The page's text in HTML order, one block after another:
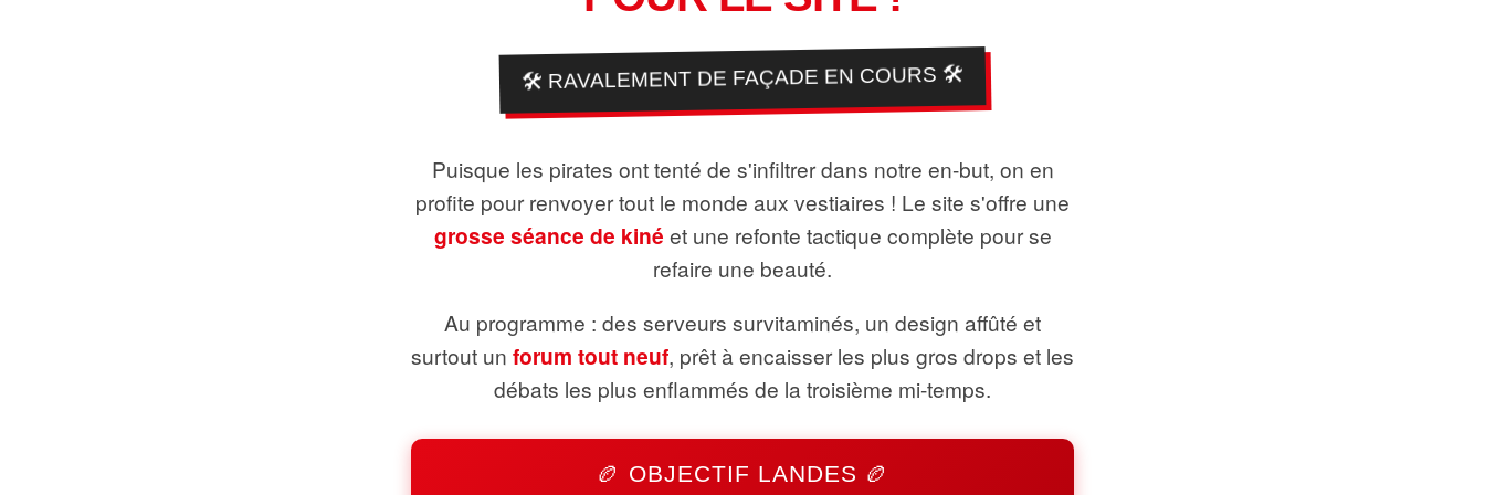
🛠️ RAVALEMENT DE FAÇADE EN COURS 🛠️
Puisque les pirates ont tenté de s'infiltrer dans notre en-but, on en
profite pour renvoyer tout le monde aux vestiaires ! Le site s'offre une
grosse séance de kiné et une refonte tactique complète pour se
refaire une beauté.
Au programme : des serveurs survitaminés, un design affûté et
surtout un forum tout neuf, prêt à encaisser les plus gros drops et les
débats les plus enflammés de la troisième mi-temps.
🏉 OBJECTIF LANDES 🏉